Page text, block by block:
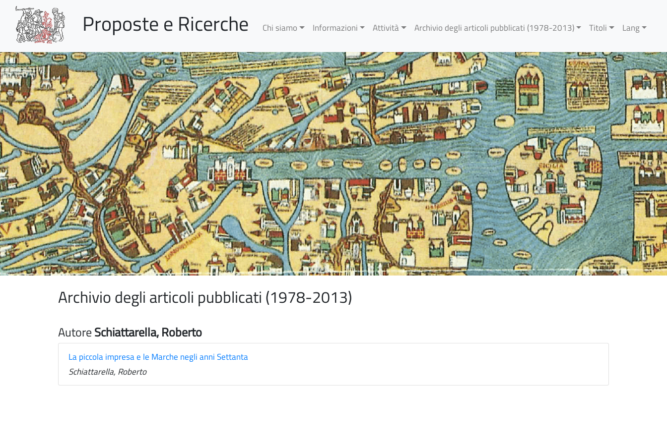
Proposte e Ricerche Chi siamo Informazioni Attività Archivio degli articoli pubblicati (1978-2013) Titoli Lang
Archivio degli articoli pubblicati (1978-2013)
AutoreSchiattarella, Roberto
La piccola impresa e le Marche negli anni Settanta
Schiattarella, Roberto